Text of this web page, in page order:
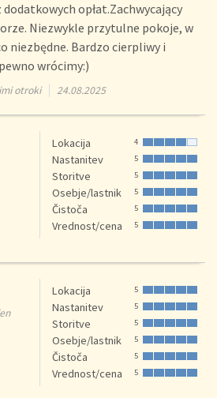
opłat.Zachwycający
Niezwykle przytulne pokoje, w
niezbędne. Bardzo cierpliwy i
wrócimy:)
otroki 24.08.2025
Lokacija 4
Nastanitev 5
Storitve 5
Osebje/lastnik 5
Čistoča 5
Vrednost/cena 5
Lokacija 5
Nastanitev 5
Storitve 5
Osebje/lastnik 5
Čistoča 5
Vrednost/cena 5